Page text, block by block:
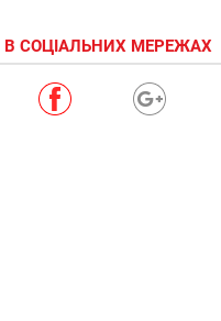
СОЦІАЛЬНИХ МЕРЕЖАХ